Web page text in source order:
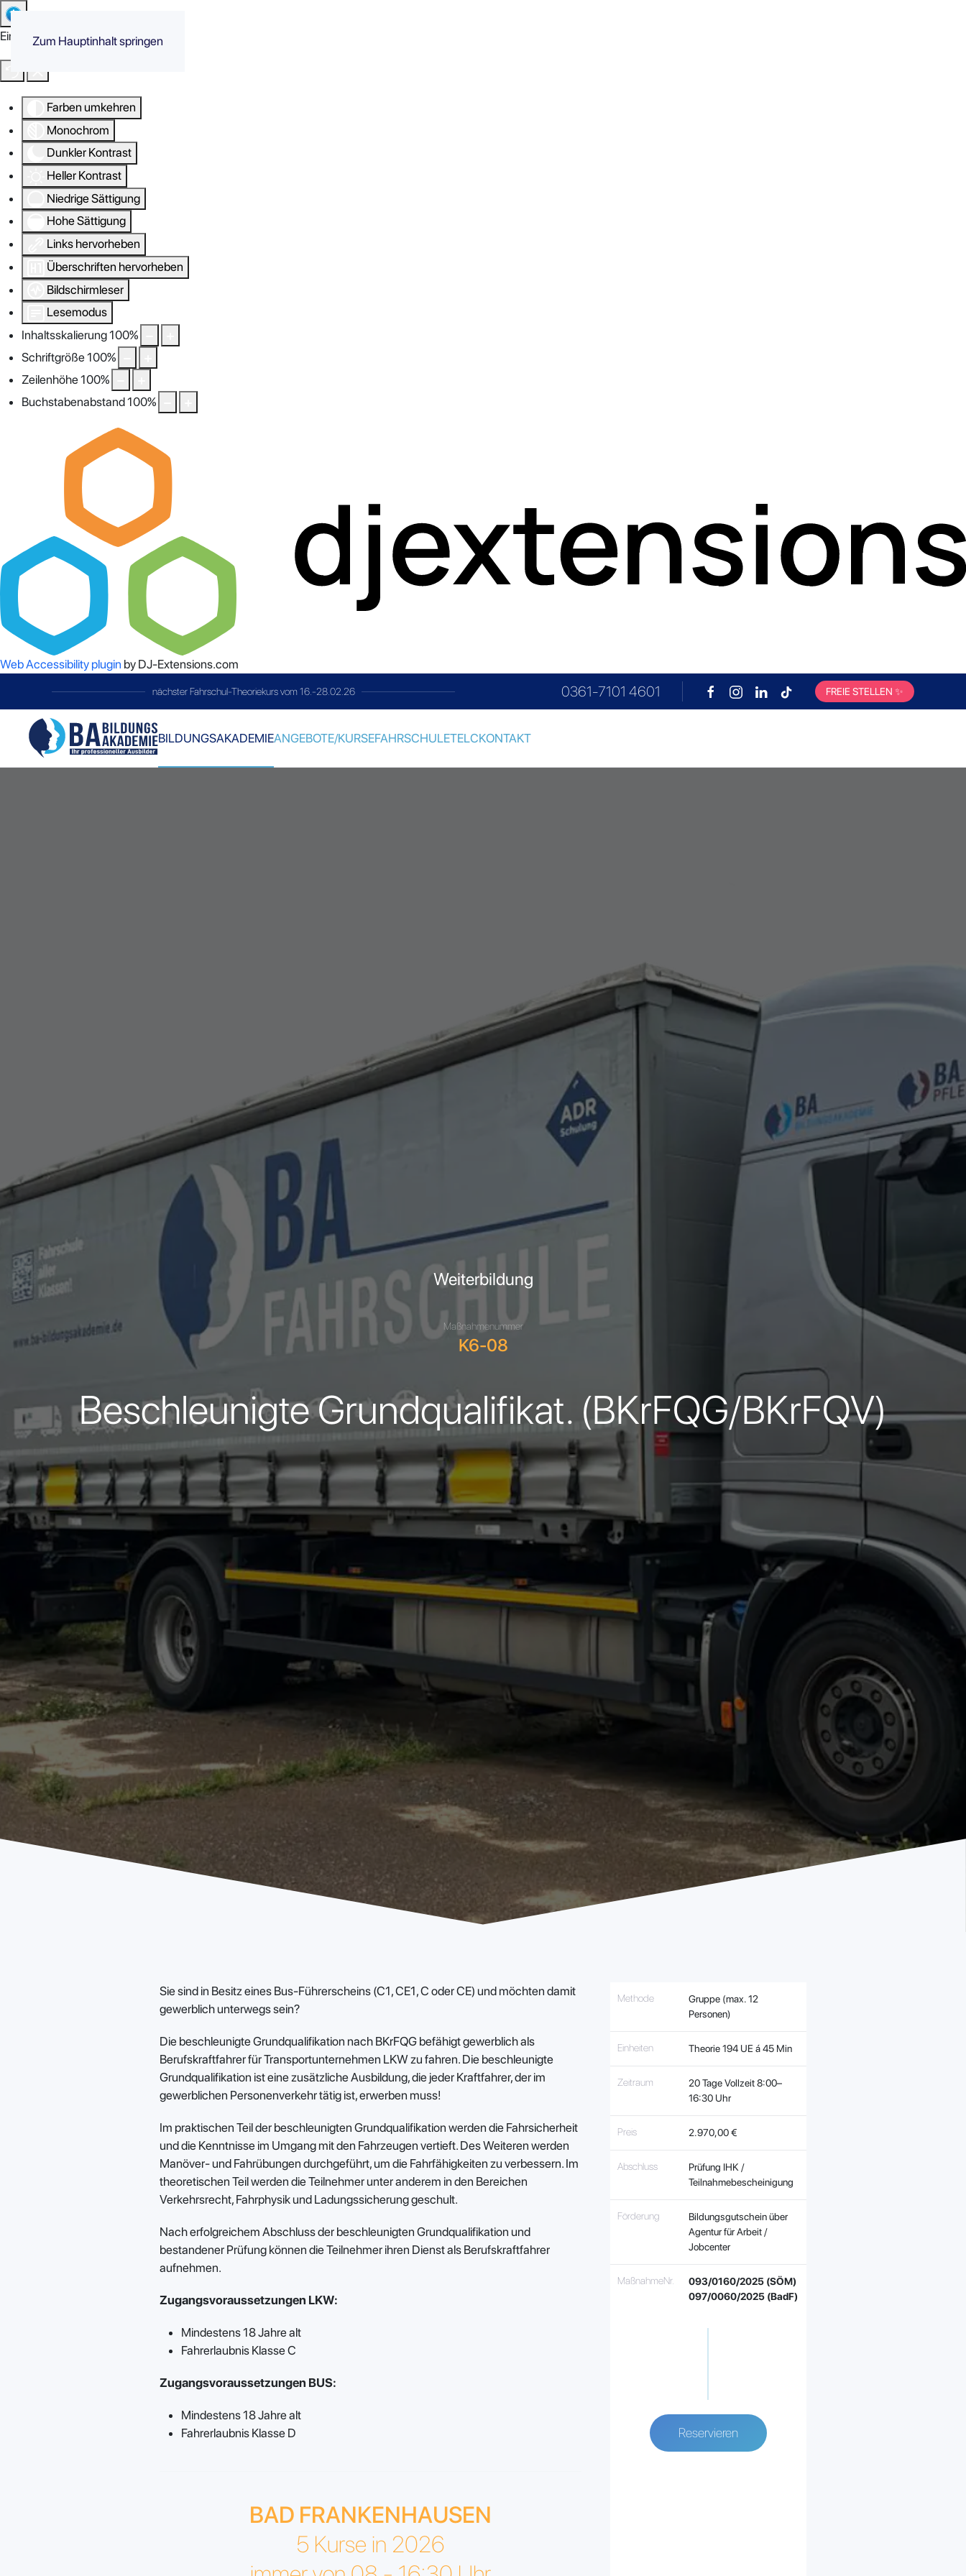
Eingabehilfen öffnen
Farben umkehren
Monochrom
Dunkler Kontrast
Heller Kontrast
Niedrige Sättigung
Hohe Sättigung
Links hervorheben
Überschriften hervorheben
Bildschirmleser
Lesemodus
Inhaltsskalierung100%
Schriftgröße100%
Zeilenhöhe100%
Buchstabenabstand100%
Web Accessibility plugin by DJ-Extensions.com
Zum Hauptinhalt springen
telc-Prüfungimmer am letzten Samstag im Monat 0361-7101 4601 FREIE STELLEN ✨
BILDUNGSAKADEMIEANGEBOTE/KURSEFAHRSCHULETELCKONTAKT
Weiterbildung
Maßnahmenummer
K6-08
Beschleunigte Grundqualifikat. (BKrFQG/BKrFQV)
Sie sind in Besitz eines Bus-Führerscheins (C1, CE1, C oder CE) und möchten damit
gewerblich unterwegs sein?
Die beschleunigte Grundqualifikation nach BKrFQG befähigt gewerblich als
Berufskraftfahrer für Transportunternehmen LKW zu fahren. Die beschleunigte
Grundqualifikation ist eine zusätzliche Ausbildung, die jeder Kraftfahrer, der im
gewerblichen Personenverkehr tätig ist, erwerben muss!
Im praktischen Teil der beschleunigten Grundqualifikation werden die Fahrsicherheit
und die Kenntnisse im Umgang mit den Fahrzeugen vertieft. Des Weiteren werden
Manöver- und Fahrübungen durchgeführt, um die Fahrfähigkeiten zu verbessern. Im
theoretischen Teil werden die Teilnehmer unter anderem in den Bereichen
Verkehrsrecht, Fahrphysik und Ladungssicherung geschult.
Nach erfolgreichem Abschluss der beschleunigten Grundqualifikation und
bestandener Prüfung können die Teilnehmer ihren Dienst als Berufskraftfahrer
aufnehmen.
Zugangsvoraussetzungen LKW:
Mindestens 18 Jahre alt
Fahrerlaubnis Klasse C
Zugangsvoraussetzungen BUS:
Mindestens 18 Jahre alt
Fahrerlaubnis Klasse D
BAD FRANKENHAUSEN
5 Kurse in 2026
Methode
Gruppe (max. 12
Personen)
Einheiten Theorie194 UE á 45 Min
Zeitraum
20 Tage Vollzeit 8:00–
16:30 Uhr
Preis 2.970,00 €
Abschluss
Prüfung IHK /
Teilnahmebescheinigung
Förderung
Bildungsgutschein über
Agentur für Arbeit /
Jobcenter
MaßnahmeNr.
093/0160/2025 (SÖM)
097/0060/2025 (BadF)
Reservieren